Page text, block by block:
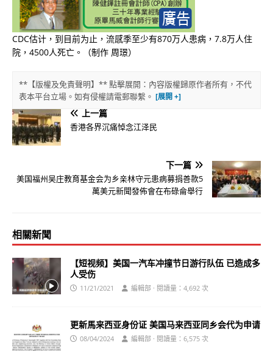
CDC估计，到目前为止，流感季至少有870万人患病，7.8万人住
院，4500人死亡。（制作 周璟）
**【版權及免責聲明】** 點擊展開：內容版權歸原作者所有，不代
表本平台立場。如有侵權請電郵聯繫。
上一篇
香港各界沉痛悼念江泽民
下一篇
美国福州吴庄教育基金会为乡亲林守元患病募捐善款5
萬美元新聞發佈會在布碌侖舉行
相關新聞
【短视频】美国一汽车冲撞节日游行队伍 已造成多
人受伤
11/21/2021 編輯部 · 閱讀量：4,692 次
更新馬来西亚身份证 美国马来西亚同乡会代为申请
08/04/2024 編輯部 · 閱讀量：6,575 次